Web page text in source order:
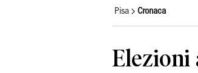
Pisa Cronaca
Elezioni